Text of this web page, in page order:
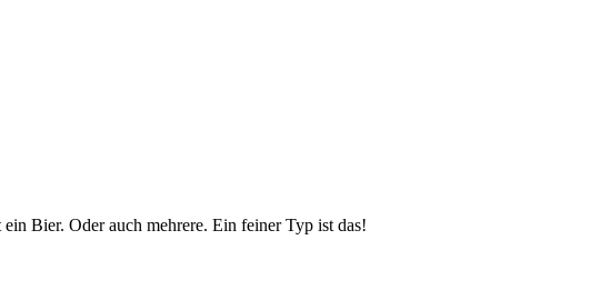
Bier. Oder auch mehrere. Ein feiner Typ ist das!